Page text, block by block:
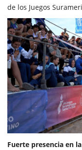
de los Juegos
Fuerte presencia en